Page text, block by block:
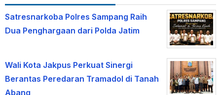
Satresnarkoba Polres Sampang Raih
Dua Penghargaan dari Polda Jatim
Wali Kota Jakpus Perkuat Sinergi
Berantas Peredaran Tramadol di Tanah
Abang